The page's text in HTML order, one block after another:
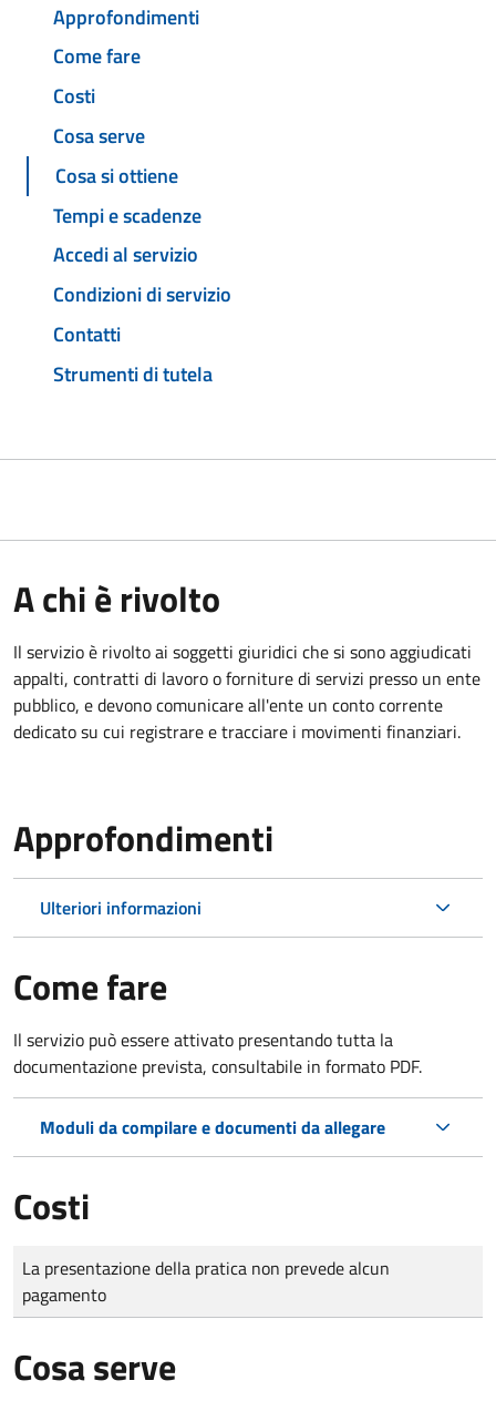
Approfondimenti
Come fare
Costi
Cosa serve
Cosa si ottiene
Tempi e scadenze
Accedi al servizio
Condizioni di servizio
Contatti
Strumenti di tutela
A chi è rivolto
Il servizio è rivolto ai soggetti giuridici che si sono aggiudicati
appalti, contratti di lavoro o forniture di servizi presso un ente
pubblico, e devono comunicare all'ente un conto corrente
dedicato su cui registrare e tracciare i movimenti finanziari.
Approfondimenti
Ulteriori informazioni
Come fare
Il servizio può essere attivato presentando tutta la
documentazione prevista, consultabile in formato PDF.
Moduli da compilare e documenti da allegare
Costi
Tipo di pagamento
Importo
La presentazione della pratica non prevede alcun
pagamento
Cosa serve